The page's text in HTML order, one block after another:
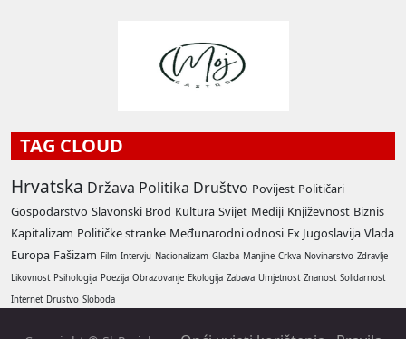
TAG CLOUD
Hrvatska Država Politika Društvo Povijest Političari
Gospodarstvo Slavonski Brod Kultura Svijet Mediji Književnost Biznis
Kapitalizam Političke stranke Međunarodni odnosi Ex Jugoslavija Vlada
Europa Fašizam Film Intervju Nacionalizam Glazba Manjine Crkva Novinarstvo Zdravlje
Likovnost Psihologija Poezija Obrazovanje Ekologija Zabava Umjetnost Znanost Solidarnost
Internet Drustvo Sloboda